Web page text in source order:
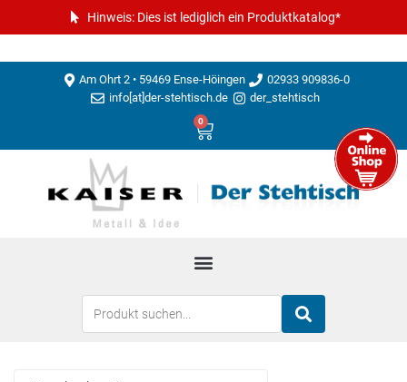
Hinweis: Dies ist lediglich ein Produktkatalog*
Am Ohrt 2 • 59469 Ense-Höingen
02933 909836-0
info[at]der-stehtisch.de
der_stehtisch
0